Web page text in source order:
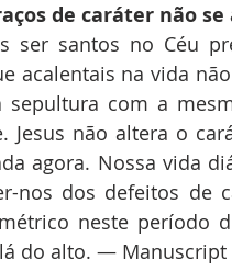
de caráter não
ser santos no Céu
acalentais na vida
sepultura com a
Jesus não altera o
agora. Nossa vida
nos dos defeitos de
neste período
do alto. — Manuscript